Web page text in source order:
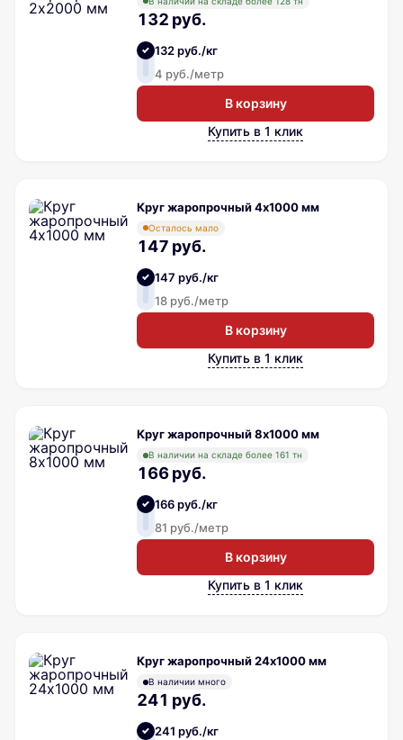
132 руб.
132 руб./кг
4 руб./метр
В корзину
Купить в 1 клик
Круг жаропрочный 4х1000 мм
Осталось мало
147 руб.
147 руб./кг
18 руб./метр
В корзину
Купить в 1 клик
Круг жаропрочный 8х1000 мм
В наличии на складе более 161 тн
166 руб.
166 руб./кг
81 руб./метр
В корзину
Купить в 1 клик
Круг жаропрочный 24х1000 мм
В наличии много
241 руб.
241 руб./кг